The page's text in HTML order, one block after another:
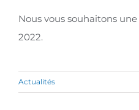
Nous vous souhaitons
2022.
Actualités